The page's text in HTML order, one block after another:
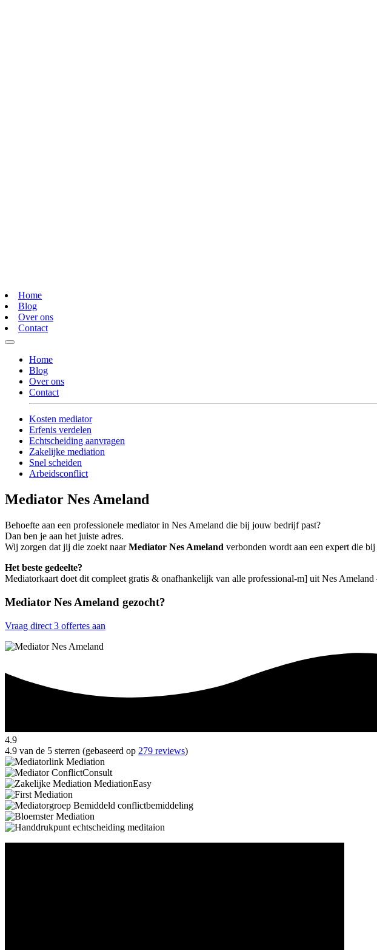
Home
Blog
Over ons
Contact
Home
Blog
Over ons
Contact
Kosten mediator
Erfenis verdelen
Echtscheiding aanvragen
Zakelijke mediation
Snel scheiden
Arbeidsconflict
Mediator Nes Ameland
Behoefte aan een professionele mediator in Nes Ameland die bij jouw bedrijf past?
Dan ben je aan het juiste adres.
Wij zorgen dat jij die zoekt naarMediator Nes Ameland verbonden wordt aan een expert die bij
Het beste gedeelte?
Mediatorkaart doet dit compleet gratis & onafhankelijk van alle professional-m] uit Nes Ameland
Mediator Nes Ameland gezocht?
Vraag direct 3 offertes aan
4.9
4.9 van de 5 sterren (gebaseerd op 279 reviews)